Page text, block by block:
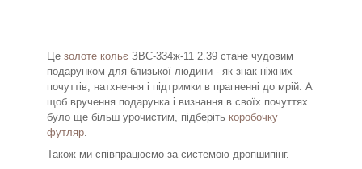
Це золоте кольє ЗВС-334ж-11 2.39 стане чудовим
подарунком для близької людини - як знак ніжних
почуттів, натхнення і підтримки в прагненні до мрій. А
щоб вручення подарунка і визнання в своїх почуттях
було ще більш урочистим, підберіть коробочку
футляр.
Також ми співпрацюємо за системою дропшипінг.